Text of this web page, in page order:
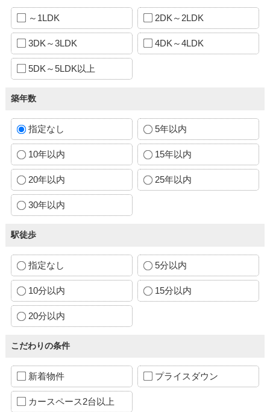
～1LDK 2DK～2LDK
3DK～3LDK 4DK～4LDK
5DK～5LDK以上
築年数
指定なし 5年以内
10年以内 15年以内
20年以内 25年以内
30年以内
駅徒歩
指定なし 5分以内
10分以内 15分以内
20分以内
こだわりの条件
新着物件 プライスダウン
カースペース2台以上